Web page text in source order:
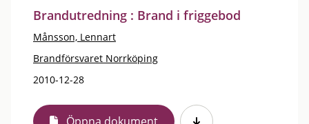
Brandutredning : Brand i friggebod
Månsson, Lennart
Brandförsvaret Norrköping
2010-12-28